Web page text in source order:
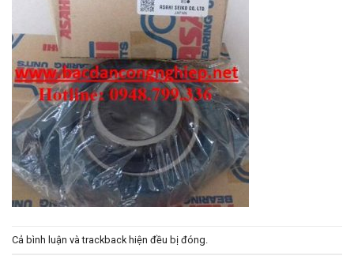
Cả bình luận và trackback hiện đều bị đóng.